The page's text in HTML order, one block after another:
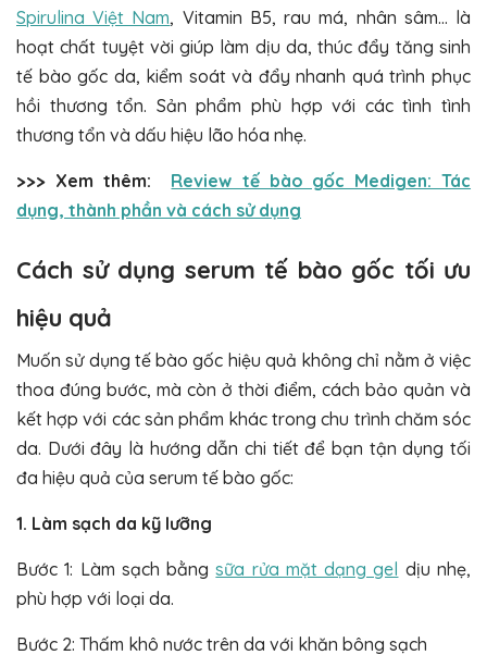
Spirulina Việt Nam, Vitamin B5, rau má, nhân sâm… là
hoạt chất tuyệt vời giúp làm dịu da, thúc đẩy tăng sinh
tế bào gốc da, kiểm soát và đẩy nhanh quá trình phục
hồi thương tổn. Sản phẩm phù hợp với các tình tình
thương tổn và dấu hiệu lão hóa nhẹ.
>>> Xem thêm:
Review tế bào gốc Medigen: Tác
dụng, thành phần và cách sử dụng
Cách sử dụng serum tế bào gốc tối ưu
hiệu quả
Muốn sử dụng tế bào gốc hiệu quả không chỉ nằm ở việc
thoa đúng bước, mà còn ở thời điểm, cách bảo quản và
kết hợp với các sản phẩm khác trong chu trình chăm sóc
da. Dưới đây là hướng dẫn chi tiết để bạn tận dụng tối
đa hiệu quả của serum tế bào gốc:
1. Làm sạch da kỹ lưỡng
Bước 1: Làm sạch bằngsữa rửa mặt dạng gel dịu nhẹ,
phù hợp với loại da.
Bước 2: Thấm khô nước trên da với khăn bông sạch